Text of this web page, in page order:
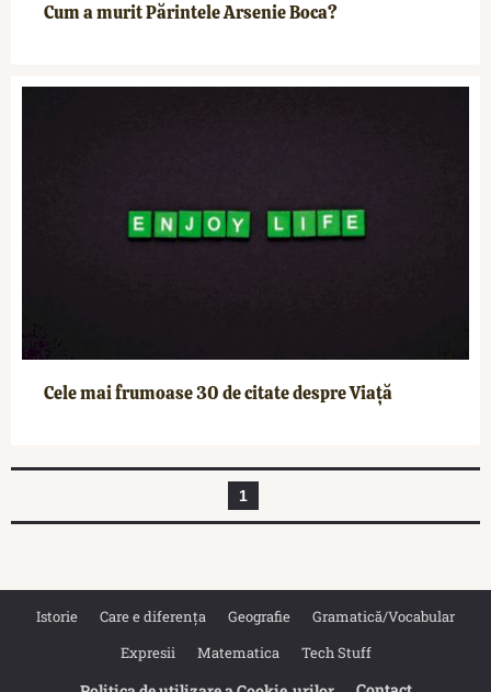
Cum a murit Părintele Arsenie Boca?
Cele mai frumoase 30 de citate despre Viață
1
Istorie Care e diferența Geografie
Gramatică/Vocabular
Expresii
Matematica Tech Stuff